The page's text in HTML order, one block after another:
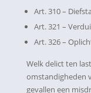
Art. 310 –
Art. 321 –
Art. 326 –
Welk delict ten
omstandigheden
gevallen een